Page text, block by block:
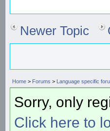
Newer Topic
Home > Forums > Language specific
Sorry, only
Click here to